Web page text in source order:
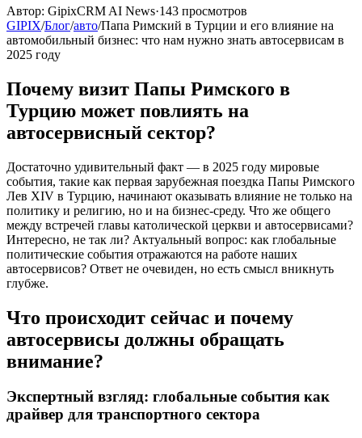
Автор: GipixCRM AI News·143 просмотров
GIPIX/Блог/авто/Папа Римский в Турции и его влияние на
автомобильный бизнес: что нам нужно знать автосервисам в
2025 году
Почему визит Папы Римского в
Турцию может повлиять на
автосервисный сектор?
Достаточно удивительный факт — в 2025 году мировые
события, такие как первая зарубежная поездка Папы Римского
Лев XIV в Турцию, начинают оказывать влияние не только на
политику и религию, но и на бизнес-среду. Что же общего
между встречей главы католической церкви и автосервисами?
Интересно, не так ли? Актуальный вопрос: как глобальные
политические события отражаются на работе наших
автосервисов? Ответ не очевиден, но есть смысл вникнуть
глубже.
Что происходит сейчас и почему
автосервисы должны обращать
внимание?
Экспертный взгляд: глобальные события как
драйвер для транспортного сектора